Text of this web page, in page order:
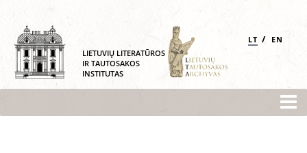
LIETUVIŲ LITERATŪROS
IR TAUTOSAKOS
INSTITUTAS
LT / EN